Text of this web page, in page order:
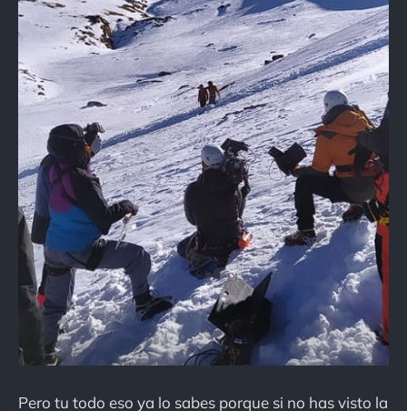
Pero tu todo eso ya lo sabes porque si no has visto la